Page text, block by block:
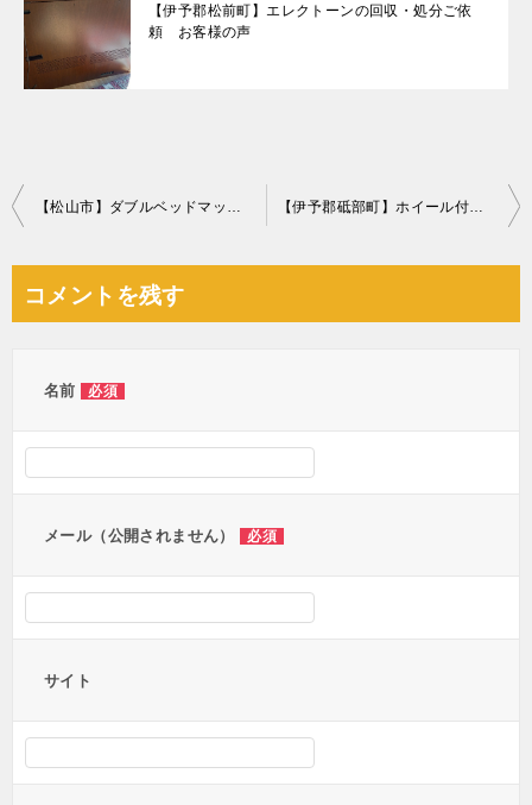
【伊予郡松前町】エレクトーンの回収・処分ご依
頼 お客様の声
投
ビ
コメントを残す
名前 必須
メール（公開されません） 必須
サイト